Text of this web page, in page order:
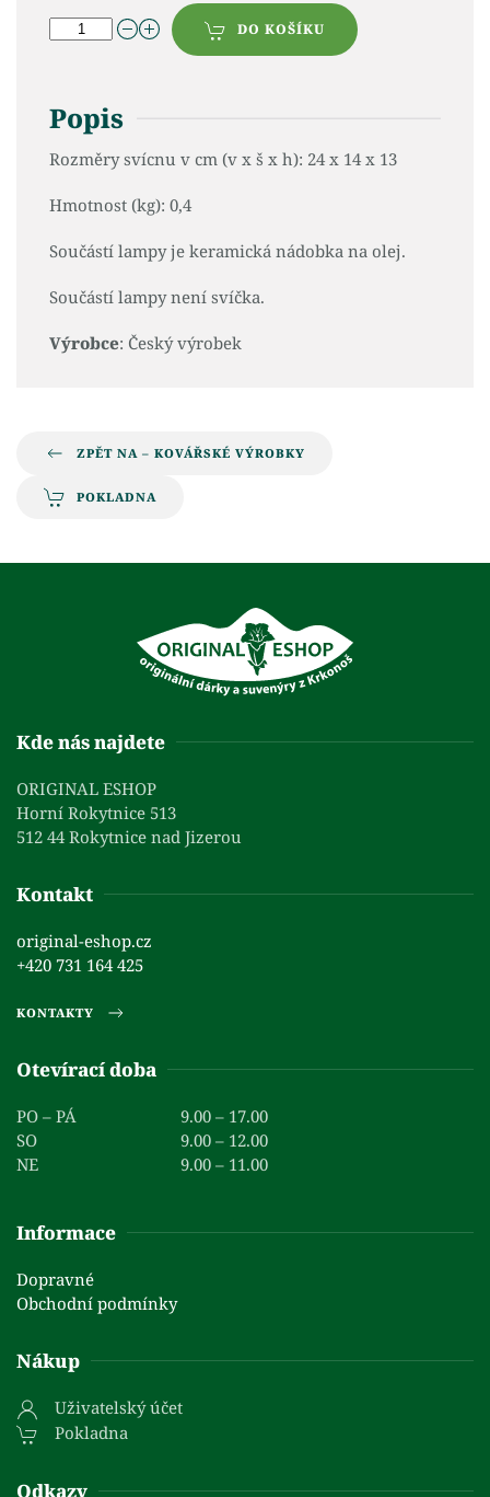
DO KOŠÍKU
Popis
Rozměry svícnu v cm (v x š x h): 24 x 14 x 13
Hmotnost (kg): 0,4
Součástí lampy je keramická nádobka na olej.
Součástí lampy není svíčka.
Výrobce: Český výrobek
ZPĚT NA – KOVÁŘSKÉ VÝROBKY
POKLADNA
Kde nás najdete
ORIGINAL ESHOP
Horní Rokytnice 513
512 44 Rokytnice nad Jizerou
Kontakt
original-eshop.cz
+420 731 164 425
KONTAKTY
Otevírací doba
PO – PÁ
9.00 – 17.00
SO
9.00 – 12.00
NE
9.00 – 11.00
Informace
Dopravné
Obchodní podmínky
Nákup
Uživatelský účet
Pokladna
Odkazy